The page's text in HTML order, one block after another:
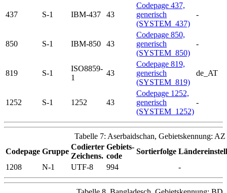
437 S-1 IBM-437 43
Codepage 437,
generisch
(SYSTEM_437)
-
850 S-1 IBM-850 43
Codepage 850,
generisch
(SYSTEM_850)
-
819 S-1
ISO8859-
1
43
Codepage 819,
generisch
(SYSTEM_819)
de_AT
1252 S-1 1252 43
Codepage 1252,
generisch
(SYSTEM_1252)
-
Tabelle 7: Aserbaidschan, Gebietskennung: AZ
Codepage Gruppe
Codierter
Zeichens.
Gebiets-
code
Sortierfolge
1208
N-1 UTF-8 994 -